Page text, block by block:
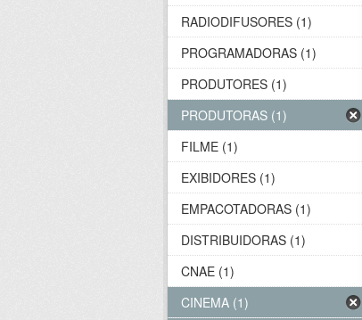
RADIODIFUSORES (1)
PROGRAMADORAS (1)
PRODUTORES (1)
PRODUTORAS (1)
FILME (1)
EXIBIDORES (1)
EMPACOTADORAS (1)
DISTRIBUIDORAS (1)
CNAE (1)
CINEMA (1)